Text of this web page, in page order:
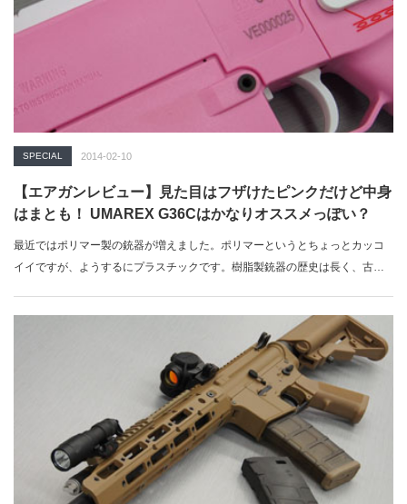
SPECIAL 2014-02-10
【エアガンレビュー】見た目はフザけたピンクだけど中身
はまとも！ UMAREX G36Cはかなりオススメっぽい？
最近ではポリマー製の銃器が増えました。ポリマーというとちょっとカッコ
イイですが、ようするにプラスチックです。樹脂製銃器の歴史は長く、古く